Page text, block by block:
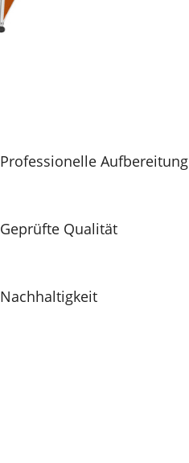
Professionelle Aufbereitung
Geprüfte Qualität
Nachhaltigkeit